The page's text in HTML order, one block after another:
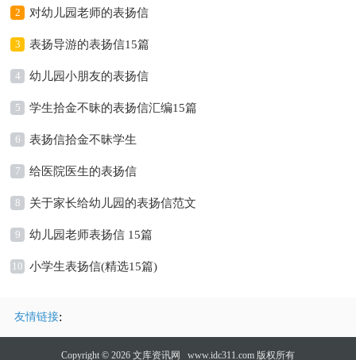
2 对幼儿园老师的表扬信
3 表扬导游的表扬信15篇
4 幼儿园小朋友的表扬信
5 学生拾金不昧的表扬信汇编15篇
6 表扬信拾金不昧学生
7 给医院医生的表扬信
8 关于家长给幼儿园的表扬信范文
9 幼儿园老师表扬信 15篇
10 小学生表扬信(精选15篇)
友情链接:
Copyright © 2026 文库资讯网 www.idc311.com 版权所有